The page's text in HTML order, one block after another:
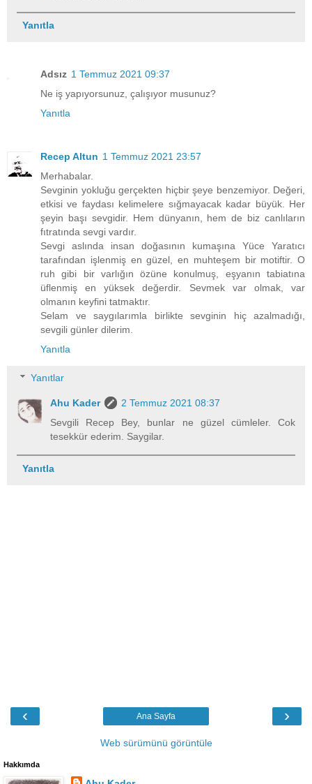
Yanıtla
Adsız 1 Temmuz 2021 09:37
Ne iş yapıyorsunuz, çalışıyor musunuz?
Yanıtla
Recep Altun 1 Temmuz 2021 23:57
Merhabalar.
Sevginin yokluğu gerçekten hiçbir şeye benzemiyor. Değeri,
etkisi ve faydası kelimelere sığmayacak kadar büyük. Her
şeyin başı sevgidir. Hem dünyanın, hem de biz canlıların
fıtratında sevgi vardır.
Sevgi aslında insan doğasının kumaşına Yüce Yaratıcı
tarafından işlenmiş en güzel, en muhteşem bir motiftir. O
ruh gibi bir varlığın özüne konulmuş, eşyanın tabiatına
üflenmiş en yüksek değerdir. Sevmek var olmak, var
olmanın keyfini tatmaktır.
Selam ve saygılarımla birlikte sevginin hiç azalmadığı,
sevgili günler dilerim.
Yanıtla
Yanıtlar
Ahu Kader
2 Temmuz 2021 08:37
Sevgili Recep Bey, bunlar ne güzel cümleler. Cok
tesekkür ederim. Saygilar.
Yanıtla
‹ ›
Ana Sayfa
Web sürümünü görüntüle
Hakkımda